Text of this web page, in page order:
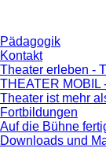
Pädagogik
Kontakt
Theater erleben -
THEATER MOBIL
Theater ist mehr
Fortbildungen
Auf die Bühne
Downloads und